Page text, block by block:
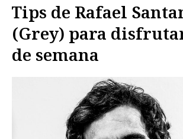
Tips de Rafael
(Grey) para
de semana